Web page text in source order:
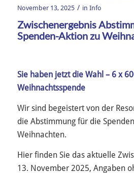
November 13, 2025 / in Info
Zwischenergebnis
Spenden-Aktion zu
Sie haben jetzt die Wahl – 6 x
Weihnachtsspende
Wir sind begeistert von der
die Abstimmung für die
Weihnachten.
Hier finden Sie das aktuelle
13. November 2025, Angaben